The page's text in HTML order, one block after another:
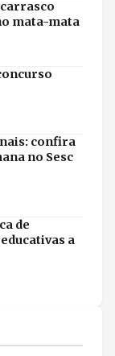
mata-mata
confira
no Sesc
de
a